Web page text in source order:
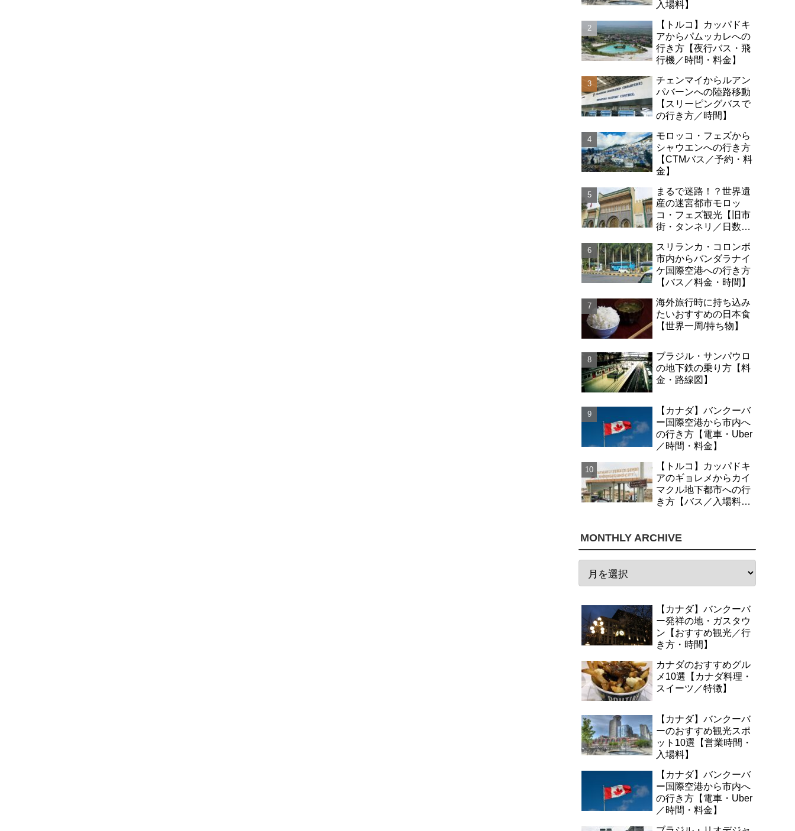
入場料】
【トルコ】カッパドキ
アからパムッカレへの
行き方【夜行バス・飛
行機／時間・料金】
チェンマイからルアン
パバーンへの陸路移動
【スリーピングバスで
の行き方／時間】
モロッコ・フェズから
シャウエンへの行き方
【CTMバス／予約・料
金】
まるで迷路！？世界遺
産の迷宮都市モロッ
コ・フェズ観光【旧市
街・タンネリ／日数・
スリランカ・コロンボ
市内からバンダラナイ
ケ国際空港への行き方
【バス／料金・時間】
海外旅行時に持ち込み
たいおすすめの日本食
【世界一周/持ち物】
ブラジル・サンパウロ
の地下鉄の乗り方【料
金・路線図】
【カナダ】バンクーバ
ー国際空港から市内へ
の行き方【電車・Uber
／時間・料金】
【トルコ】カッパドキ
アのギョレメからカイ
マクル地下都市への行
き方【バス／入場料・
MONTHLY ARCHIVE
【カナダ】バンクーバ
ー発祥の地・ガスタウ
ン【おすすめ観光／行
き方・時間】
カナダのおすすめグル
メ10選【カナダ料理・
スイーツ／特徴】
【カナダ】バンクーバ
ーのおすすめ観光スポ
ット10選【営業時間・
入場料】
【カナダ】バンクーバ
ー国際空港から市内へ
の行き方【電車・Uber
／時間・料金】